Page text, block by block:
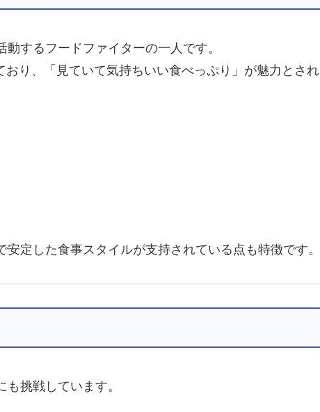
するフードファイターの一人です。
り、「見ていて気持ちいい食べっぷり」が魅力とされ
定した食事スタイルが支持されている点も特徴です。
挑戦しています。